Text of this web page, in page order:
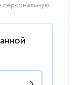
персональную